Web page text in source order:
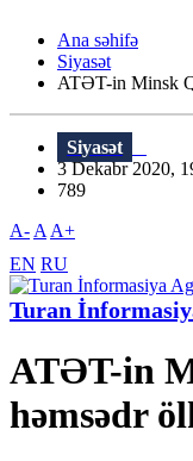
Ana səhifə
Siyasət
ATƏT-in Minsk
Siyasət
3 Dekabr 2020,
789
A- A A+
EN RU
Turan
ATƏT-in
həmsədr